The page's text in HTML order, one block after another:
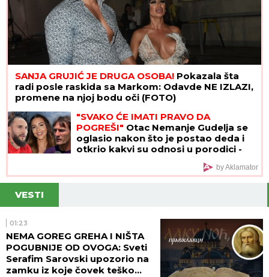
SANJA GRUJIĆ JE DRUGA OSOBA! Pokazala šta
radi posle raskida sa Markom: Odavde NE IZLAZI,
promene na njoj bodu oči (FOTO)
"SVAKO ĆE IMATI PRAVO DA
POGREŠI" Otac Nemanje Gudelja se
oglasio nakon što je postao deda i
otkrio kakvi su odnosi u porodici -
by Aklamator
VESTI
01:23
NEMA GOREG GREHA I NIŠTA
POGUBNIJE OD OVOGA: Sveti
Serafim Sarovski upozorio na
zamku iz koje čovek teško